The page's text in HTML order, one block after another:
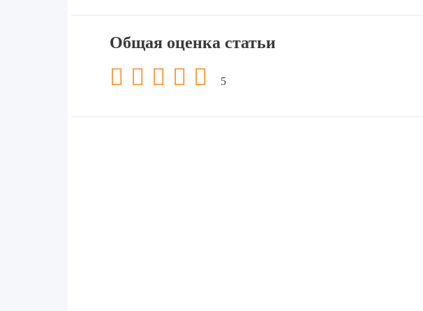
Общая оценка статьи
5